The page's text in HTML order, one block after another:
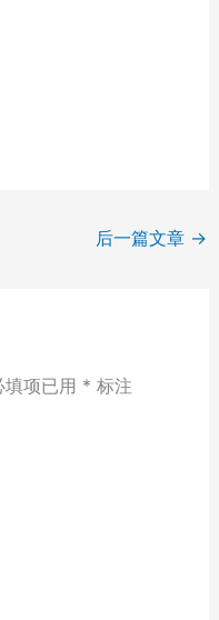
后一篇文章 →
填项已用 * 标注